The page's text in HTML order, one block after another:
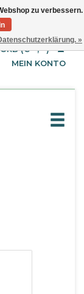
English
Français
(€--,--)
MEIN KONTO
zu verbessern.
»